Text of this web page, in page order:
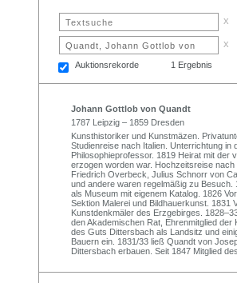
x
x
Auktionsrekorde 1 Ergebnis
Johann Gottlob von Quandt
1787 Leipzig – 1859 Dresden
Kunsthistoriker und Kunstmäzen.
Studienreise nach Italien. Unterrichtung in
Philosophieprofessor. 1819 Heirat mit der
erzogen worden war. Hochzeitsreise
Friedrich Overbeck, Julius Schnorr von
und andere waren regelmäßig zu
als Museum mit eigenem Katalog. 1826
Sektion Malerei und Bildhauerkunst. 1831
Kunstdenkmäler des Erzgebirges.
den Akademischen Rat, Ehrenmitglied
des Guts Dittersbach als Landsitz und
Bauern ein. 1831/33 ließ Quandt von
Dittersbach erbauen. Seit 1847 Mitglied